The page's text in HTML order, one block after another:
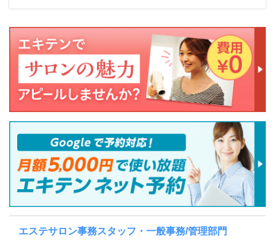
エステサロン事務スタッフ・一般事務/管理部門